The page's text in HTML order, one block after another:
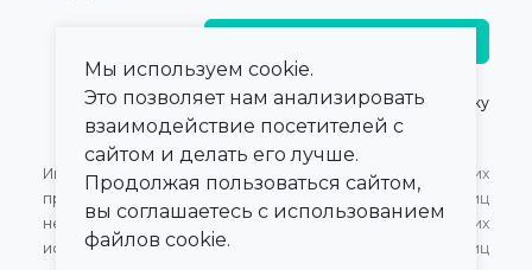
© 2021 — 2026,ПроКлинику
Информация,
представленная на сайте,
не может быть
использована для
Оферта для Юридических
лиц
Оферта для Физических
лиц
Мы используем cookie.
Это позволяет нам анализировать
взаимодействие посетителей с
сайтом и делать его лучше.
Продолжая пользоваться сайтом,
вы соглашаетесь с использованием
файлов cookie.